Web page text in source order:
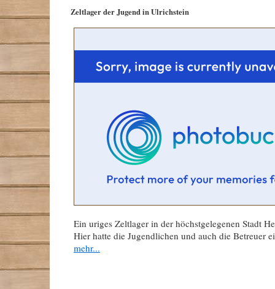
Zeltlager der Jugend in Ulrichstein
Ein uriges Zeltlager in der höchstgelegenen Stadt
Hier hatte die Jugendlichen und auch die Betreuer
mehr...